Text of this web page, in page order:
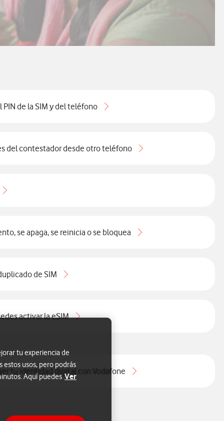
de la SIM y del teléfono
del contestador desde otro teléfono
se apaga, se reinicia o se bloquea
de SIM
activar la eSIM
tu identidad digital con Vodafone
tu experiencia de
estos usos, pero podrás
Aquí puedes Ver